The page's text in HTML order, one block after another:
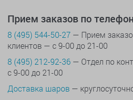
Прием заказов по
8 (495) 544-50-27 — Прием
клиентов — с 9-00 до 21-00
8 (495) 212-92-36 — Отдел по
с 9-00 до 21-00
Доставка шаров —